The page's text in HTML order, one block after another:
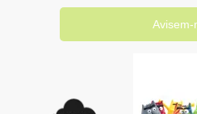
Avisem-